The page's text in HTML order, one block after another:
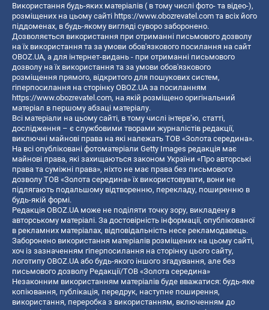
Використання будь-яких матеріалів ( в тому числі фото- та відео-),
розміщених на цьому сайті https://www.obozrevatel.com та всіх його
піддоменах, в будь-якому вигляді суворо заборонено.
Дозволяється використання при отриманні письмового дозволу
на їх використання та за умови обов'язкового посилання на сайт
OBOZ.UA, а для інтернет-видань - при отриманні письмового
дозволу на їх використання та за умови обов'язкового
розміщення прямого, відкритого для пошукових систем,
гіперпосилання на сторінку OBOZ.UA за посиланням
https://www.obozrevatel.com, на якій розміщено оригінальний
матеріал в першому абзаці матеріалу.
Всі матеріали на цьому сайті, в тому числі інтерв’ю, статті,
дослідження – є службовими творами журналістів редакції,
виключні майнові права на які належать ТОВ «Золота середина».
На всі опубліковані фотоматеріали Getty Images редакція має
майнові права, які захищаються законом України «Про авторські
права та суміжні права», ніхто не має права без письмового
дозволу ТОВ «Золота середина» їх використовувати, вони не
підлягають подальшому відтворенню, перекладу, поширенню в
будь-якій формі.
Редакція OBOZ.UA може не поділяти точку зору, викладену в
авторському матеріалі. За достовірність інформації, опублікованої
в рекламних матеріалах, відповідальність несе рекламодавець.
Заборонено використання матеріалів розміщених на цьому сайті,
хоч із зазначенням гіперпосилання на сторінку цього сайту,
логотипу OBOZ.UA або будь-якого іншого згадування, але без
письмового дозволу Редакції/ТОВ «Золота середина»
Незаконним використанням матеріалів буде вважатися: будь-яке
копiювання, публiкацiя, передрук, наступне поширення,
використання, переробка з використанням, включенням до